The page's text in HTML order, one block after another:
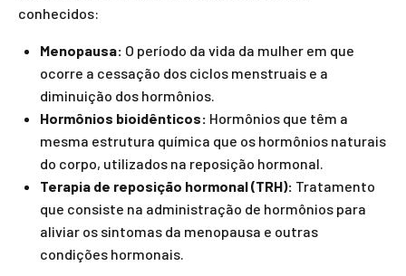
conhecidos:
Menopausa: O período da vida da mulher em que
ocorre a cessação dos ciclos menstruais e a
diminuição dos hormônios.
Hormônios bioidênticos: Hormônios que têm a
mesma estrutura química que os hormônios naturais
do corpo, utilizados na reposição hormonal.
Terapia de reposição hormonal (TRH): Tratamento
que consiste na administração de hormônios para
aliviar os sintomas da menopausa e outras
condições hormonais.